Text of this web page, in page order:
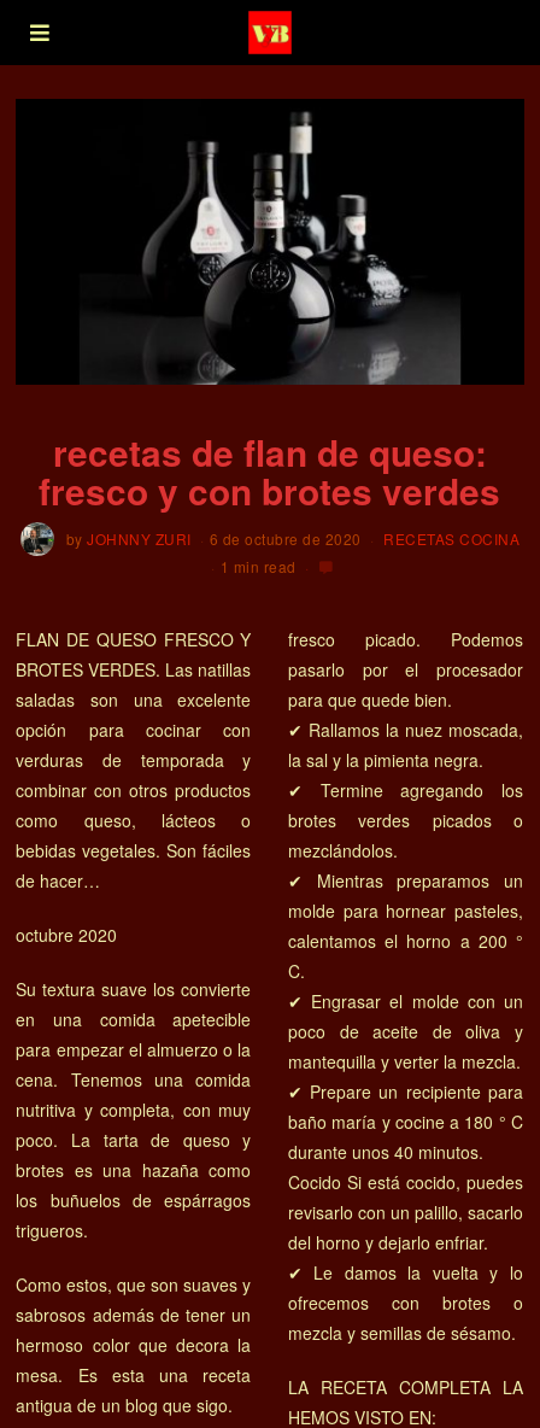
recetas de flan de queso:
fresco y con brotes verdes
byJOHNNY ZURI 6 de octubre de 2020
RECETAS COCINA
1 min read
FLAN DE QUESO FRESCO Y
BROTES VERDES. Las natillas
saladas son una excelente
opción para cocinar con
verduras de temporada y
combinar con otros productos
como queso, lácteos o
bebidas vegetales. Son fáciles
de hacer…
octubre 2020
Su textura suave los convierte
en una comida apetecible
para empezar el almuerzo o la
cena. Tenemos una comida
nutritiva y completa, con muy
poco. La tarta de queso y
brotes es una hazaña como
los buñuelos de espárragos
trigueros.
Como estos, que son suaves y
sabrosos además de tener un
hermoso color que decora la
mesa. Es esta una receta
antigua de un blog que sigo.
fresco picado. Podemos
pasarlo por el procesador
para que quede bien.
✔ Rallamos la nuez moscada,
la sal y la pimienta negra.
✔ Termine agregando los
brotes verdes picados o
mezclándolos.
✔ Mientras preparamos un
molde para hornear pasteles,
calentamos el horno a 200 °
C.
✔ Engrasar el molde con un
poco de aceite de oliva y
mantequilla y verter la mezcla.
✔ Prepare un recipiente para
baño maría y cocine a 180 ° C
durante unos 40 minutos.
Cocido Si está cocido, puedes
revisarlo con un palillo, sacarlo
del horno y dejarlo enfriar.
✔ Le damos la vuelta y lo
ofrecemos con brotes o
mezcla y semillas de sésamo.
LA RECETA COMPLETA LA
HEMOS VISTO EN: